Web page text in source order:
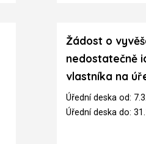
Žádost o
nedostatečně
vlastníka na
Úřední deska od:
Úřední deska do: